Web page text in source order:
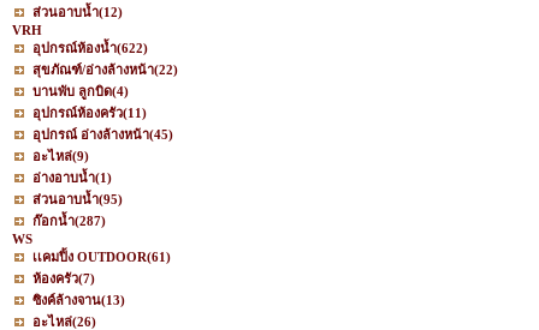
ส่วนอาบน้ำ(12)
VRH
อุปกรณ์ห้องน้ำ(622)
สุขภัณฑ์/อ่างล้างหน้า(22)
บานพับ ลูกบิด(4)
อุปกรณ์ห้องครัว(11)
อุปกรณ์ อ่างล้างหน้า(45)
อะไหล่(9)
อ่างอาบน้ำ(1)
ส่วนอาบน้ำ(95)
ก๊อกน้ำ(287)
WS
เเคมปิ้ง OUTDOOR(61)
ห้องครัว(7)
ซิงค์ล้างจาน(13)
อะไหล่(26)